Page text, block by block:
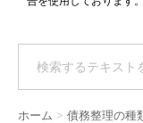
ホーム > 債務整理の種